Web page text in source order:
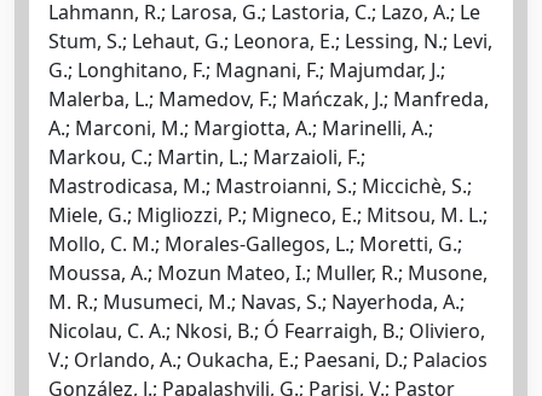
Lahmann, R.; Larosa, G.; Lastoria, C.; Lazo, A.; Le
Stum, S.; Lehaut, G.; Leonora, E.; Lessing, N.; Levi,
G.; Longhitano, F.; Magnani, F.; Majumdar, J.;
Malerba, L.; Mamedov, F.; Mańczak, J.; Manfreda,
A.; Marconi, M.; Margiotta, A.; Marinelli, A.;
Markou, C.; Martin, L.; Marzaioli, F.;
Mastrodicasa, M.; Mastroianni, S.; Miccichè, S.;
Miele, G.; Migliozzi, P.; Migneco, E.; Mitsou, M. L.;
Mollo, C. M.; Morales-Gallegos, L.; Moretti, G.;
Moussa, A.; Mozun Mateo, I.; Muller, R.; Musone,
M. R.; Musumeci, M.; Navas, S.; Nayerhoda, A.;
Nicolau, C. A.; Nkosi, B.; Ó Fearraigh, B.; Oliviero,
V.; Orlando, A.; Oukacha, E.; Paesani, D.; Palacios
González, J.; Papalashvili, G.; Parisi, V.; Pastor